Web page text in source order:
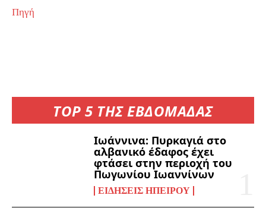
TOP 5 ΤΗΣ ΕΒΔΟΜΑΔΑΣ
Ιωάννινα: Πυρκαγιά στο
αλβανικό έδαφος έχει
φτάσει στην περιοχή του
Πωγωνίου Ιωαννίνων
ΕΙΔΉΣΕΙΣ ΗΠΕΊΡΟΥ
Πηγή